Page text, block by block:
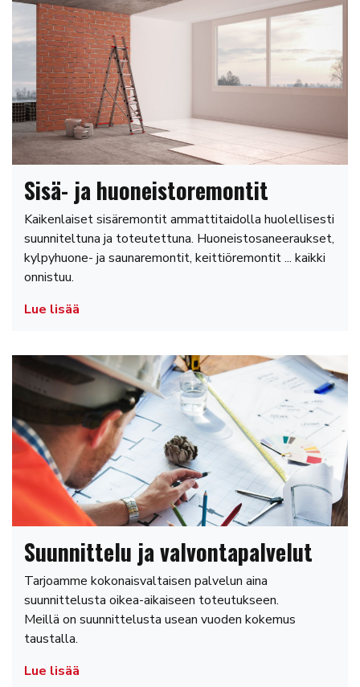
Sisä- ja huoneistoremontit
Kaikenlaiset sisäremontit ammattitaidolla huolellisesti
suunniteltuna ja toteutettuna. Huoneistosaneeraukset,
kylpyhuone- ja saunaremontit, keittiöremontit ... kaikki
onnistuu.
Lue lisää
Suunnittelu ja valvontapalvelut
Tarjoamme kokonaisvaltaisen palvelun aina
suunnittelusta oikea-aikaiseen toteutukseen.
Meillä on suunnittelusta usean vuoden kokemus
taustalla.
Lue lisää